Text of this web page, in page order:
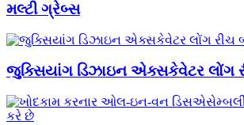
મલ્ટી ગ્રેબ્સ
જુક્સિયાંગ ડિઝાઇન એક્સકેવેટર લોંગ